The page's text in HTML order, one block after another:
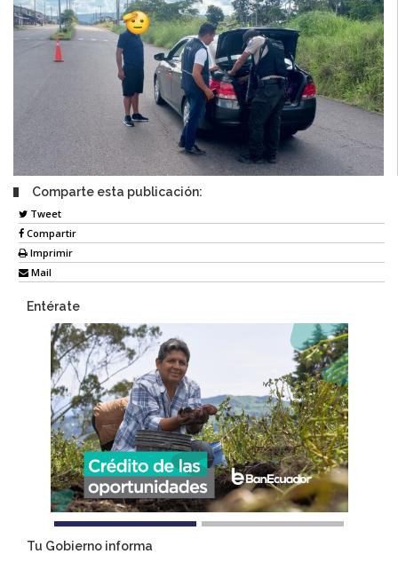
Comparte esta publicación:
Tweet
Compartir
Imprimir
Mail
Entérate
Tu Gobierno informa